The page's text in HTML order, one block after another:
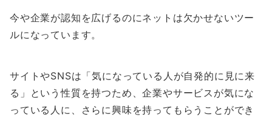
今や企業が認知を広げるのにネットは欠かせないツー
ルになっています。
サイトやSNSは「気になっている人が自発的に見に来
る」という性質を持つため、企業やサービスが気にな
っている人に、さらに興味を持ってもらうことができ